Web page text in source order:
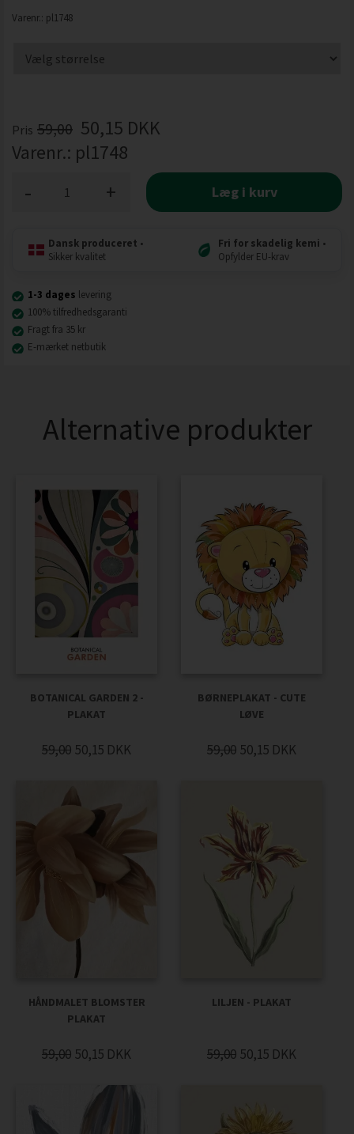
Varenr.: pl1748
Pris 59,00 50,15 DKK
Varenr.: pl1748
+
- Læg i kurv
Dansk produceret •
Sikker kvalitet
Fri for skadelig kemi •
Opfylder EU-krav
1-3 dages levering
100% tilfredhedsgaranti
Fragt fra 35 kr
E-mærket netbutik
Alternative produkter
BOTANICAL GARDEN 2 -
PLAKAT
59,00 50,15 DKK
BØRNEPLAKAT - CUTE
LØVE
59,00 50,15 DKK
HÅNDMALET BLOMSTER
PLAKAT
59,00 50,15 DKK
LILJEN - PLAKAT
59,00 50,15 DKK